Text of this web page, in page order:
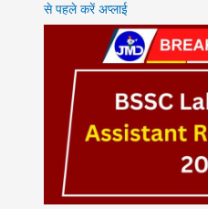
से पहले करें अप्लाई